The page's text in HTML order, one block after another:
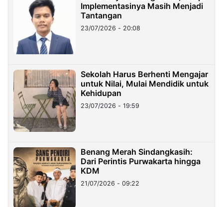
Implementasinya Masih Menjadi
Tantangan
23/07/2026 - 20:08
Sekolah Harus Berhenti Mengajar
untuk Nilai, Mulai Mendidik untuk
Kehidupan
23/07/2026 - 19:59
Benang Merah Sindangkasih:
Dari Perintis Purwakarta hingga
KDM
21/07/2026 - 09:22